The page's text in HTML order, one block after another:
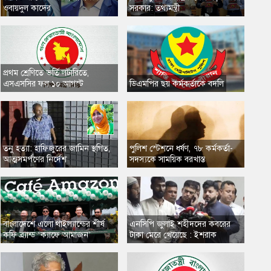
ওবায়দুল কাদের
প্রথম শ্রেণিতে ভর্তি লটারিতে,
এসএসসির ফল ১০ আগস্ট
তনু হত্যা: হাফিজুরের জামিন স্থগিত,
আত্মসমর্পণের নির্দেশ
​বাংলাদেশে এলো থাইল্যান্ডের শীর্ষ
কফি ব্র্যান্ড ‘ক্যাফে আমাজন’
সরকার: তথ্যমন্ত্রী
​ডিএমপির ছয় কর্মকর্তাকে বদলি
​পুলিশ স্টেশনে ধর্ষণ, ৭৮ কর্মকর্তা-
সদস্যকে সাময়িক বরখাস্ত
এনসিপি জুলাই শহীদদের কবরের
টাকা মেরে খেয়েছে : ইশরাক